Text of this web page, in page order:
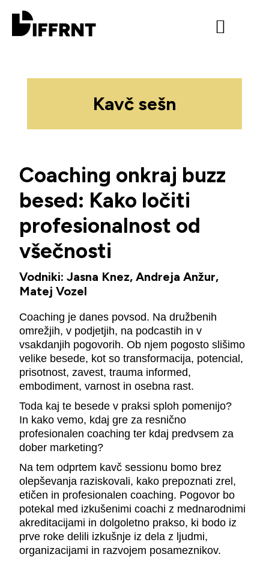
Kavč sešn
Coaching onkraj buzz
besed: Kako ločiti
profesionalnost od
všečnosti
Vodniki: Jasna Knez, Andreja Anžur,
Matej Vozel
Coaching je danes povsod. Na družbenih
omrežjih, v podjetjih, na podcastih in v
vsakdanjih pogovorih. Ob njem pogosto slišimo
velike besede, kot so transformacija, potencial,
prisotnost, zavest, trauma informed,
embodiment, varnost in osebna rast.
Toda kaj te besede v praksi sploh pomenijo?
In kako vemo, kdaj gre za resnično
profesionalen coaching ter kdaj predvsem za
dober marketing?
Na tem odprtem kavč sessionu bomo brez
olepševanja raziskovali, kako prepoznati zrel,
etičen in profesionalen coaching. Pogovor bo
potekal med izkušenimi coachi z mednarodnimi
akreditacijami in dolgoletno prakso, ki bodo iz
prve roke delili izkušnje iz dela z ljudmi,
organizacijami in razvojem posameznikov.